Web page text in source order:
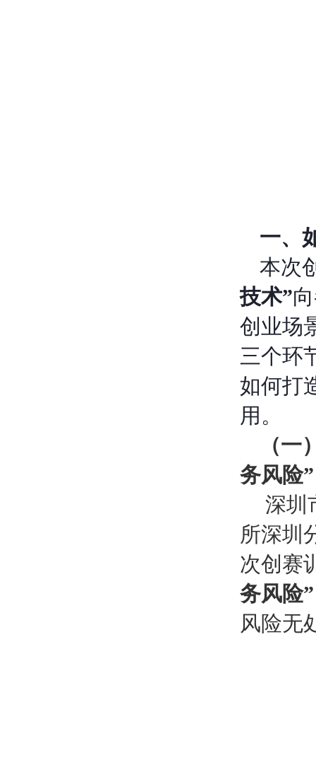
一、
本次
技术”
创业场
三个环
如何打
用。
（
务风险”
深圳
所深圳
次创赛
务风险”
风险无